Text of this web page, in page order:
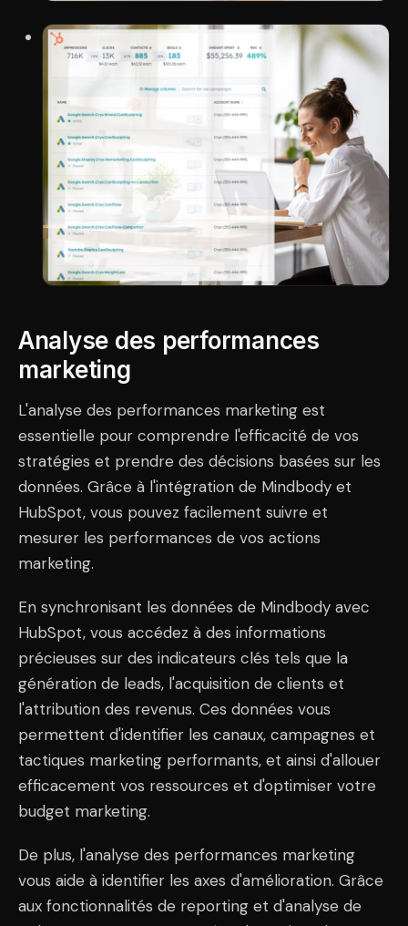
Analyse des performances
marketing
L'analyse des performances marketing est
essentielle pour comprendre l'efficacité de vos
stratégies et prendre des décisions basées sur les
données. Grâce à l'intégration de Mindbody et
HubSpot, vous pouvez facilement suivre et
mesurer les performances de vos actions
marketing.
En synchronisant les données de Mindbody avec
HubSpot, vous accédez à des informations
précieuses sur des indicateurs clés tels que la
génération de leads, l'acquisition de clients et
l'attribution des revenus. Ces données vous
permettent d'identifier les canaux, campagnes et
tactiques marketing performants, et ainsi d'allouer
efficacement vos ressources et d'optimiser votre
budget marketing.
De plus, l'analyse des performances marketing
vous aide à identifier les axes d'amélioration. Grâce
aux fonctionnalités de reporting et d'analyse de